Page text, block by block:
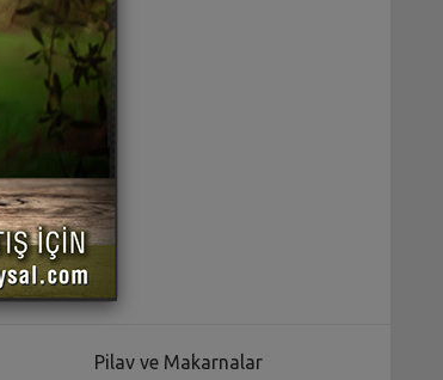
Pilav ve Makarnalar